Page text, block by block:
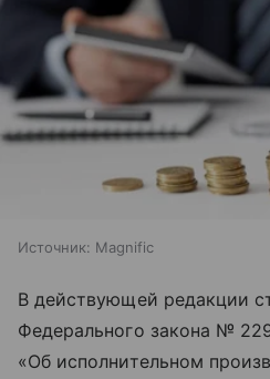
Источник: Magnific
В действующей редакции
Федерального закона №
«Об исполнительном